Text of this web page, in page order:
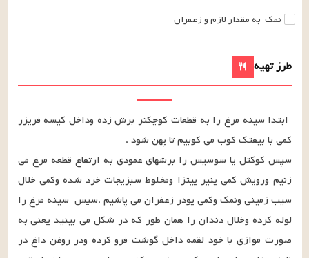
نمک به مقدار لازمو زعفران
طرز تهیه